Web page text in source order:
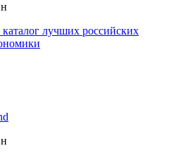
лучших российских